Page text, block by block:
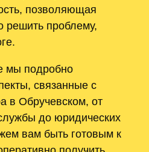
позволяющая
решить проблему,
мы подробно
связанные с
в Обручевском, от
до юридических
вам быть готовым к